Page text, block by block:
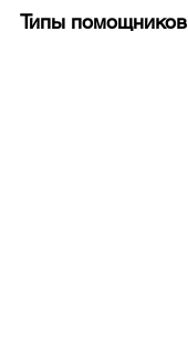
Типы помощников